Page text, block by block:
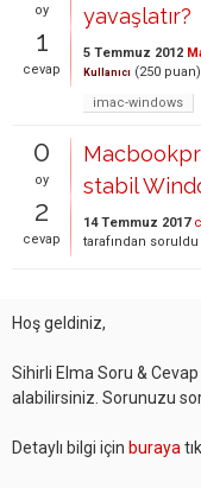
oy
1
cevap
yavaşlatır?
5 Temmuz 2012
Kullanıcı (250 puan)
imac-windows
0
oy
2
cevap
stabil
14 Temmuz 2017
tarafından soruldu
Hoş geldiniz,
Sihirli Elma Soru &
alabilirsiniz. Sorunuzu
Detaylı bilgi için buraya